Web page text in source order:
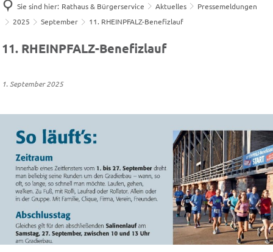
Sie sind hier: Rathaus & Bürgerservice Aktuelles
Pressemeldungen
2025
September 11. RHEINPFALZ-Benefizlauf
11. RHEINPFALZ-Benefizlauf
1. September 2025